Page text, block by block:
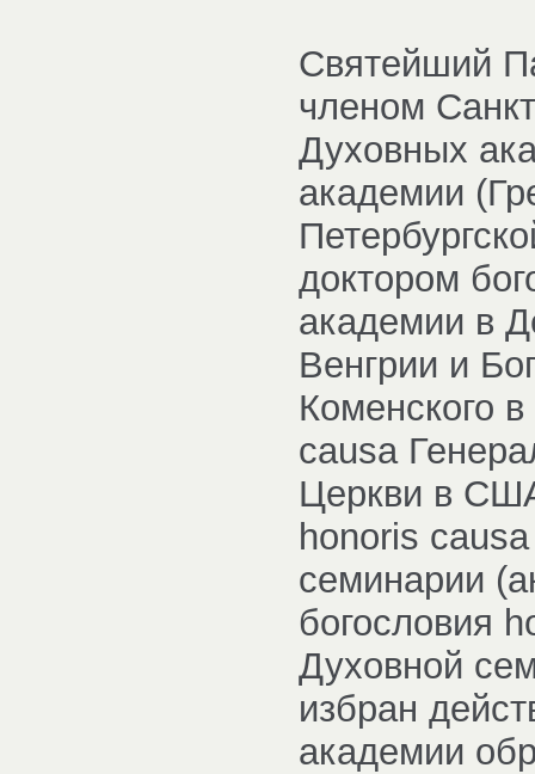
Святейший
членом
Духовных
академии
доктором
академии в
Венгрии и
Коменского
causa
Церкви в
honoris
семинарии
богословия
Духовной
избран
академии